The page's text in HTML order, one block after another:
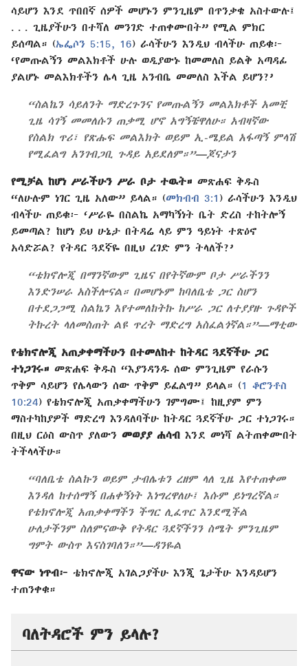
ሳይሆን እንደ ጥበበኛ ሰዎች መሆኑን ምንጊዜም በጥንቃቄ አስተውሉ፤
. . . ጊዜያችሁን በተሻለ መንገድ ተጠቀሙበት” የሚል ምክር
ይሰጣል። (ኤፌሶን 5:15, 16) ራሳችሁን እንዲህ ብላችሁ ጠይቁ፦
‘የመጡልኝን መልእክቶች ሁሉ ወዲያውኑ ከመመለስ ይልቅ አጣዳፊ
ያልሆኑ መልእክቶችን ሌላ ጊዜ አንብቤ መመለስ እችል ይሆን?’
“ስልኬን ሳይለንት ማድረጉንና የመጡልኝን መልእክቶች አመቺ
ጊዜ ሳገኝ መመለሱን ጠቃሚ ሆኖ አግኝቼዋለሁ። አብዛኛው
የስልክ ጥሪ፣ የጽሑፍ መልእክት ወይም ኢ-ሜይል አፋጣኝ ምላሽ
የሚፈልግ አንገብጋቢ ጉዳይ አይደለም።”—ጆናታን
የሚቻል ከሆነ ሥራችሁን ሥራ ቦታ ተዉት። መጽሐፍ ቅዱስ
“ለሁሉም ነገር ጊዜ አለው” ይላል። (መክብብ 3:1 ) ራሳችሁን እንዲህ
ብላችሁ ጠይቁ፦ ‘ሥራዬ በስልኬ አማካኝነት ቤት ድረስ ተከትሎኝ
ይመጣል? ከሆነ ይህ ሁኔታ በትዳሬ ላይ ምን ዓይነት ተጽዕኖ
አሳድሯል? የትዳር ጓደኛዬ በዚህ ረገድ ምን ትላለች?’
“ቴክኖሎጂ በማንኛውም ጊዜና በየትኛውም ቦታ ሥራችንን
እንድንሠራ አስችሎናል። በመሆኑም ከባለቤቴ ጋር ስሆን
በተደጋጋሚ ስልኬን እየተመለከትኩ ከሥራ ጋር ለተያያዙ ጉዳዮች
ትኩረት ላለመስጠት ልዩ ጥረት ማድረግ አስፈልጎኛል።”—ማቲው
የቴክኖሎጂ አጠቃቀማችሁን በተመለከተ ከትዳር ጓደኛችሁ ጋር
ተነጋገሩ። መጽሐፍ ቅዱስ “እያንዳንዱ ሰው ምንጊዜም የራሱን
ጥቅም ሳይሆን የሌላውን ሰው ጥቅም ይፈልግ” ይላል። (1 ቆሮንቶስ
10:24) የቴክኖሎጂ አጠቃቀማችሁን ገምግሙ፤ ከዚያም ምን
ማስተካከያዎች ማድረግ እንዳለባችሁ ከትዳር ጓደኛችሁ ጋር ተነጋገሩ።
በዚህ ርዕስ ውስጥ ያለውን መወያያ ሐሳብ እንደ መነሻ ልትጠቀሙበት
ትችላላችሁ።
“ባለቤቴ ስልኩን ወይም ታብሌቱን ረዘም ላለ ጊዜ እየተጠቀመ
እንዳለ ከተሰማኝ በሐቀኝነት እነግረዋለሁ፤ እሱም ይነግረኛል።
የቴክኖሎጂ አጠቃቀማችን ችግር ሊፈጥር እንደሚችል
ሁለታችንም ስለምናውቅ የትዳር ጓደኛችንን ስሜት ምንጊዜም
ግምት ውስጥ እናስገባለን።”—ዳንዬል
ዋናው ነጥብ፦ ቴክኖሎጂ አገልጋያችሁ እንጂ ጌታችሁ እንዳይሆን
ተጠንቀቁ።
ባለትዳሮች ምን ይላሉ?